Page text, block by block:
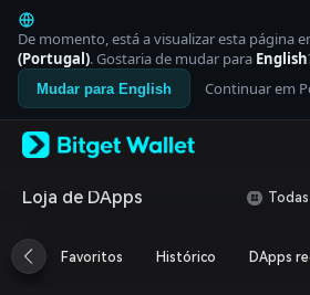
English
日本語
Tiếng Việt
Русский
Español (Latinoamérica)
Italiano
Deutsch
繁體中文
Português (Portugal)
De momento, está a visualizar esta página
(Portugal). Gostaria de mudar para English
Mudar para English Continuar em
Loja de DApps
Favoritos Histórico DApps